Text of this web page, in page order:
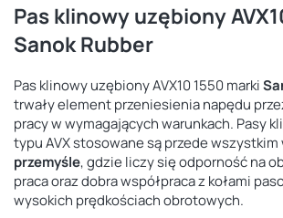
Pas klinowy uzębiony
Sanok Rubber
Pas klinowy uzębiony AVX10 1550 marki
trwały element przeniesienia napędu
pracy w wymagających warunkach. Pasy
typu AVX stosowane są przede wszystkim
przemyśle, gdzie liczy się odporność na
praca oraz dobra współpraca z kołami
wysokich prędkościach obrotowych.